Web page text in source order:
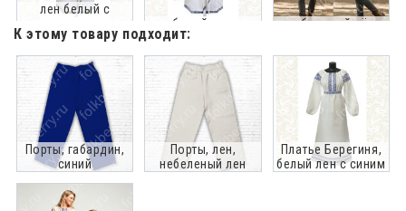
лен белый с
лен белый с синим небеленый лён
К этому товару подходит:
Порты, габардин,
синий
Порты, лен,
небеленый лен
Платье Берегиня,
белый лен с синим